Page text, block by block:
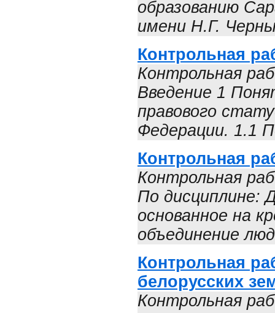
образованию
имени Н.Г.
Контрольная
Контрольная
Введение 1
правового
Федерации. 1.1
Контрольная
Контрольная
По дисциплине:
основанное на
объединение
Контрольная
белорусских
Контрольная